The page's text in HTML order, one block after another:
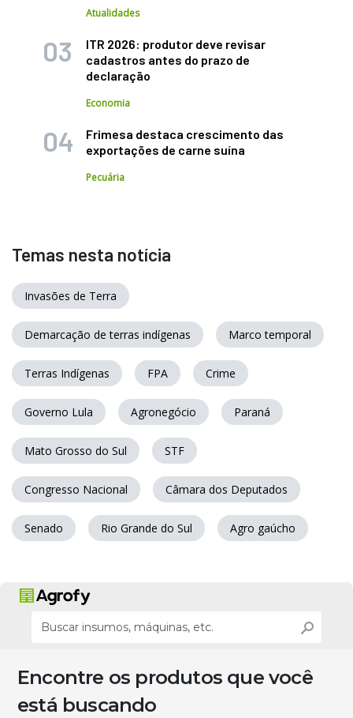
Atualidades
ITR 2026: produtor deve revisar
cadastros antes do prazo de
declaração
Economia
Frimesa destaca crescimento das
exportações de carne suína
Pecuária
Temas nesta notícia
Invasões de Terra
Demarcação de terras indígenas Marco temporal
Terras Indígenas FPA Crime
Governo Lula Agronegócio Paraná
Mato Grosso do Sul STF
Congresso Nacional Câmara dos Deputados
Senado Rio Grande do Sul Agro gaúcho
Encontre os produtos que você
está buscando